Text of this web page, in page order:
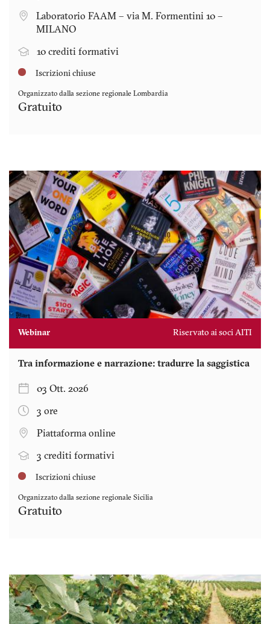
Laboratorio FAAM – via M. Formentini 10 –
MILANO
10 crediti formativi
Iscrizioni chiuse
Organizzato dalla sezione regionale Lombardia
Gratuito
Webinar Riservato ai soci AITI
Tra informazione e narrazione: tradurre la saggistica
03 Ott. 2026
3 ore
Piattaforma online
3 crediti formativi
Iscrizioni chiuse
Organizzato dalla sezione regionale Sicilia
Gratuito